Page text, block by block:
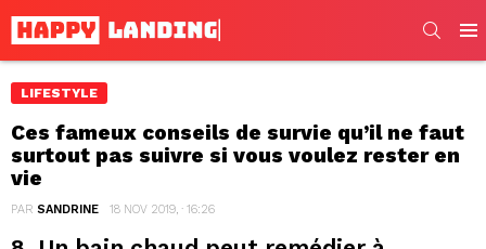
LIFESTYLE
Ces fameux conseils de survie qu’il ne faut
surtout pas suivre si vous voulez rester en
vie
PAR SANDRINE 18 NOV 2019, · 16:26